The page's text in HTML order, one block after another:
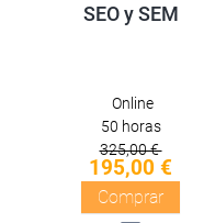
SEO y SEM
Online
50 horas
325,00 €
195,00 €
Comprar